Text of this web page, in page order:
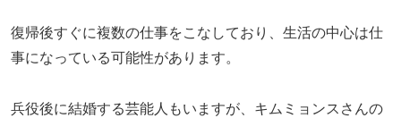
復帰後すぐに複数の仕事をこなしており、生活の中心は仕
事になっている可能性があります。
兵役後に結婚する芸能人もいますが、キムミョンスさんの